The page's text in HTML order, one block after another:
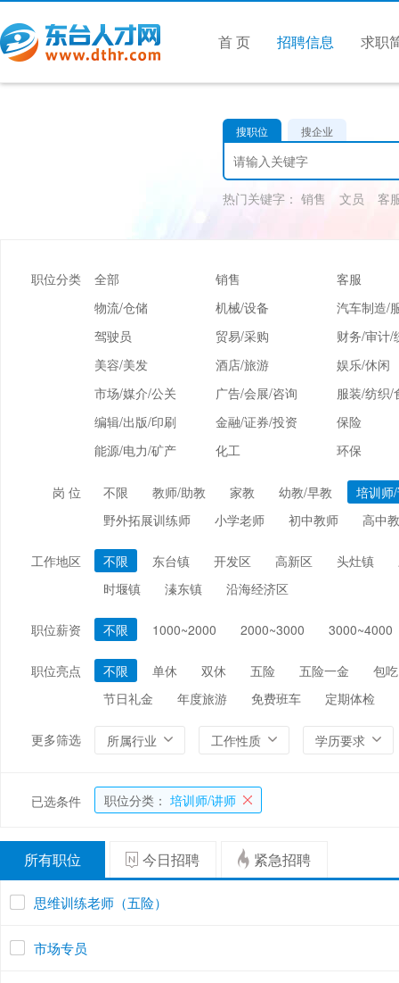
首 页 招聘信息 求职
搜职位 搜企业
热门关键字： 销售 文员 客
职位分类 全部 销售
客服
物流/仓储
机械/设备
汽车制造/
驾驶员
贸易/采购
财务/审计/
美容/美发
酒店/旅游
娱乐/休闲
市场/媒介/公关
广告/会展/咨询
服装/纺织/
编辑/出版/印刷
金融/证券/投资
保险
能源/电力/矿产
化工 环保
岗 位 不限 教师/助教 家教 幼教/早教
培训师
野外拓展训练师
小学老师 初中教师 高中
工作地区 不限 东台镇 开发区 高新区 头灶镇
时堰镇
溱东镇 沿海经济区
职位薪资 不限 1000~2000 2000~3000 3000~4000
职位亮点 不限 单休 双休 五险 五险一金
包吃
节日礼金
年度旅游 免费班车 定期体检
更多筛选 所属行业 工作性质 学历要求
已选条件 职位分类： 培训师/讲师
所有职位 今日招聘 紧急招聘
思维训练老师（五险）
市场专员